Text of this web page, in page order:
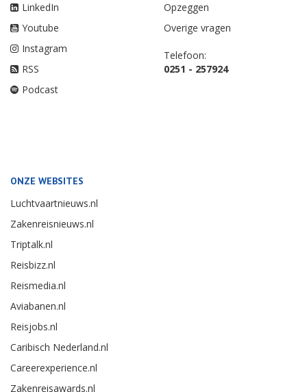
LinkedIn
Youtube
Instagram
RSS
Podcast
Opzeggen
Overige vragen
Telefoon:
0251 - 257924
ONZE WEBSITES
Luchtvaartnieuws.nl
Zakenreisnieuws.nl
Triptalk.nl
Reisbizz.nl
Reismedia.nl
Aviabanen.nl
Reisjobs.nl
Caribisch Nederland.nl
Careerexperience.nl
Zakenreisawards.nl